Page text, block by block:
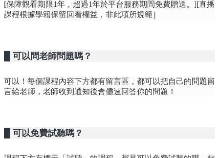
[保障觀看期限1年，超過1年於平台服務期間免費贈送。][直播
課程根據學籍保留回看權益，非此項所規範］
█ 可以問老師問題嗎？
可以！每個課程內容下方都有留言區，都可以把自己的問題留
言給老師，老師收到通知後會儘速回答你的問題！
█ 可以免費試聽嗎？